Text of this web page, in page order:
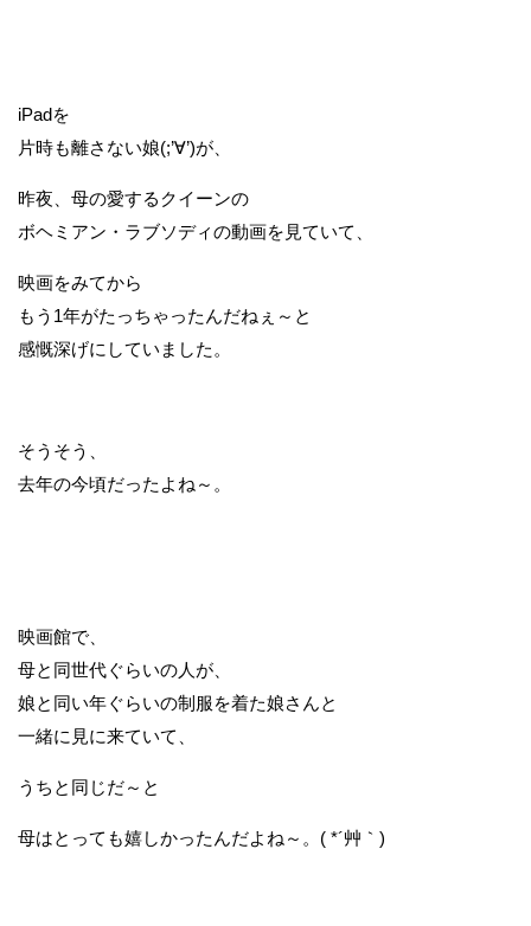
iPadを
片時も離さない娘(;’∀’)が、
昨夜、母の愛するクイーンの
ボヘミアン・ラブソディの動画を見ていて、
映画をみてから
もう1年がたっちゃったんだねぇ～と
感慨深げにしていました。
そうそう、
去年の今頃だったよね～。
映画館で、
母と同世代ぐらいの人が、
娘と同い年ぐらいの制服を着た娘さんと
一緒に見に来ていて、
うちと同じだ～と
母はとっても嬉しかったんだよね～。( *´艸｀)